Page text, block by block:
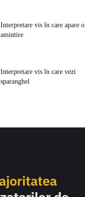
Interpretare vis în care apare o
amintire
Interpretare vis în care vezi
sparanghel